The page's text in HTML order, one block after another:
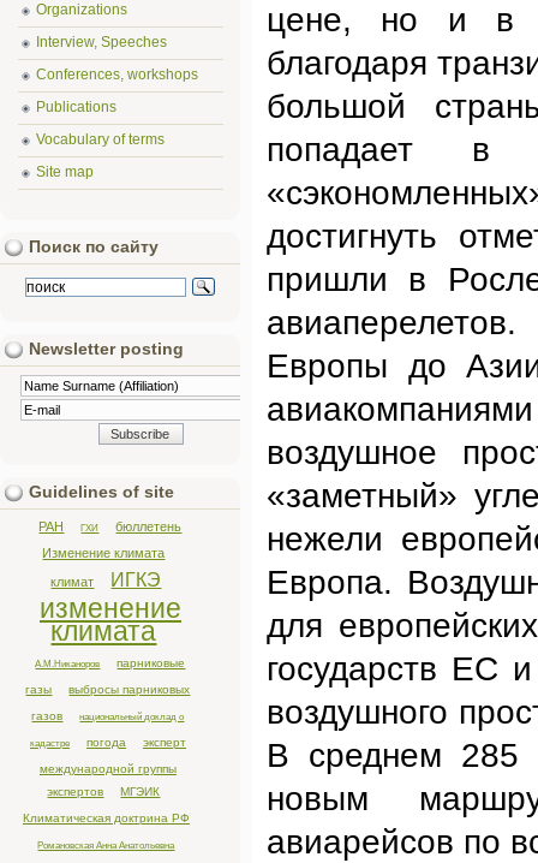
цене, но и в
благодаря
большой
попадает в
достигнуть
пришли в
Европы до
воздушное
«заметный»
нежели
Европа.
для
государств ЕС
воздушного
В среднем 285
новым
авиарейсов по
Organizations
Interview, Speeches
Conferences, workshops
Publications
Vocabulary of terms
Site map
Поиск по сайту
Newsletter posting
Guidelines of site
РАН ГХИ
бюллетень
Изменение климата
климат
ИГКЭ
изменение
климата
А.М.Никаноров
парниковые
газы
выбросы парниковых
газов
национальный доклад о
кадастре погода
эксперт
международной группы
экспертов
МГЭИК
Климатическая доктрина РФ
Романовская Анна Анатольевна